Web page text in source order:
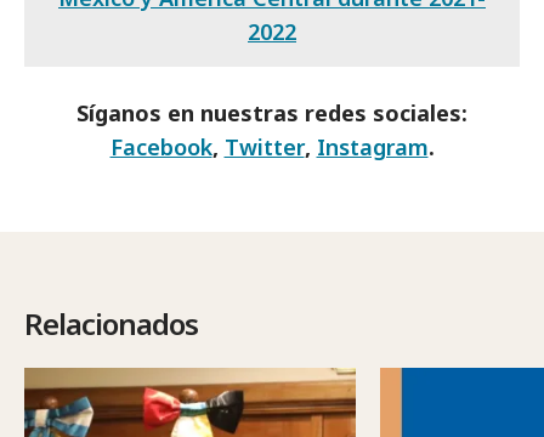
2022
Síganos en nuestras redes sociales:
Facebook, Twitter, Instagram.
Relacionados